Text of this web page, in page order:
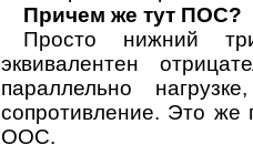
Причем же тут ПОС?
Просто нижний
эквивалентен
параллельно
сопротивление. Это
ООС.